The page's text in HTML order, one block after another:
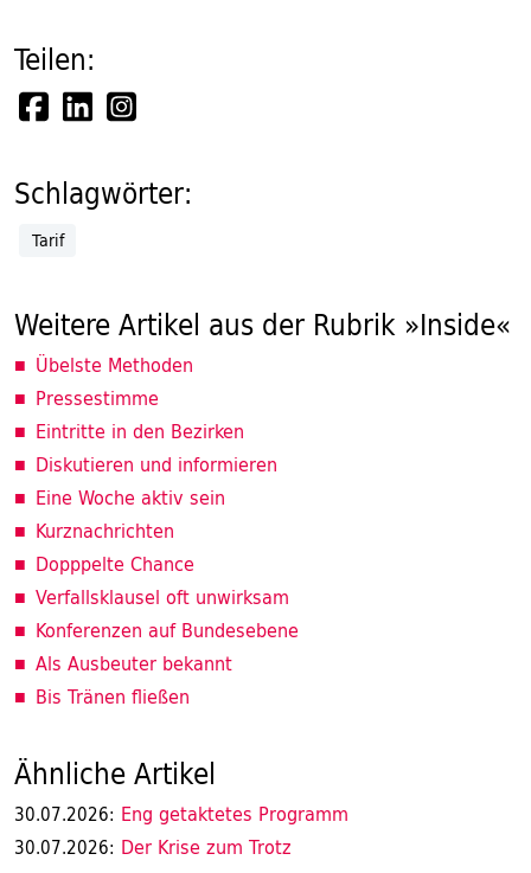
Teilen:
Schlagwörter:
Tarif
Weitere Artikel aus der Rubrik »Inside«
Übelste Methoden
Pressestimme
Eintritte in den Bezirken
Diskutieren und informieren
Eine Woche aktiv sein
Kurznachrichten
Dopppelte Chance
Verfallsklausel oft unwirksam
Konferenzen auf Bundesebene
Als Ausbeuter bekannt
Bis Tränen fließen
Ähnliche Artikel
30.07.2026: Eng getaktetes Programm
30.07.2026: Der Krise zum Trotz